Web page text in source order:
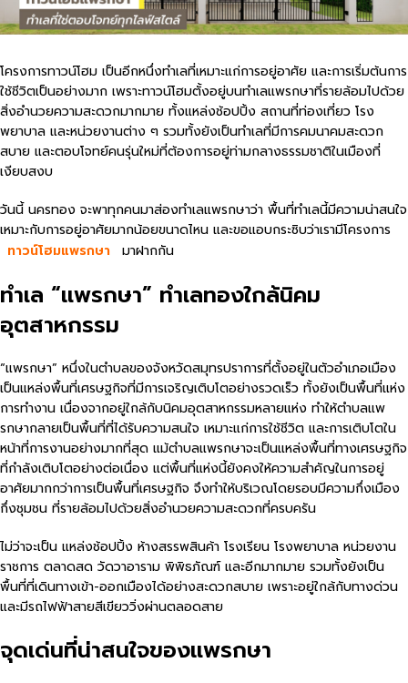
โครงการทาวน์โฮม เป็นอีกหนึ่งทำเลที่เหมาะแก่การอยู่อาศัย และการเริ่มต้นการ
ใช้ชีวิตเป็นอย่างมาก เพราะทาวน์โฮมตั้งอยู่บนทำเลแพรกษาที่รายล้อมไปด้วย
สิ่งอำนวยความสะดวกมากมาย ทั้งแหล่งช้อปปิ้ง สถานที่ท่องเที่ยว โรง
พยาบาล และหน่วยงานต่าง ๆ รวมทั้งยังเป็นทำเลที่มีการคมนาคมสะดวก
สบาย และตอบโจทย์คนรุ่นใหม่ที่ต้องการอยู่ท่ามกลางธรรมชาติในเมืองที่
เงียบสงบ
วันนี้ นครทอง จะพาทุกคนมาส่องทำเลแพรกษาว่า พื้นที่ทำเลนี้มีความน่าสนใจ
เหมาะกับการอยู่อาศัยมากน้อยขนาดไหน และขอแอบกระซิบว่าเรามีโครงการ
ทาวน์โฮมแพรกษา
มาฝากกัน
ทำเล “แพรกษา” ทำเลทองใกล้นิคม
อุตสาหกรรม
“แพรกษา” หนึ่งในตำบลของจังหวัดสมุทรปราการที่ตั้งอยู่ในตัวอำเภอเมือง
เป็นแหล่งพื้นที่เศรษฐกิจที่มีการเจริญเติบโตอย่างรวดเร็ว ทั้งยังเป็นพื้นที่แห่ง
การทำงาน เนื่องจากอยู่ใกล้กับนิคมอุตสาหกรรมหลายแห่ง ทำให้ตำบลแพ
รกษากลายเป็นพื้นที่ที่ได้รับความสนใจ เหมาะแก่การใช้ชีวิต และการเติบโตใน
หน้าที่การงานอย่างมากที่สุด แม้ตำบลแพรกษาจะเป็นแหล่งพื้นที่ทางเศรษฐกิจ
ที่กำลังเติบโตอย่างต่อเนื่อง แต่พื้นที่แห่งนี้ยังคงให้ความสำคัญในการอยู่
อาศัยมากกว่าการเป็นพื้นที่เศรษฐกิจ จึงทำให้บริเวณโดยรอบมีความกึ่งเมือง
กึ่งชุมชน ที่รายล้อมไปด้วยสิ่งอำนวยความสะดวกที่ครบครัน
ไม่ว่าจะเป็น แหล่งช้อปปิ้ง ห้างสรรพสินค้า โรงเรียน โรงพยาบาล หน่วยงาน
ราชการ ตลาดสด วัดวาอาราม พิพิธภัณฑ์ และอีกมากมาย รวมทั้งยังเป็น
พื้นที่ที่เดินทางเข้า-ออกเมืองได้อย่างสะดวกสบาย เพราะอยู่ใกล้กับทางด่วน
และมีรถไฟฟ้าสายสีเขียววิ่งผ่านตลอดสาย
จุดเด่นที่น่าสนใจของแพรกษา